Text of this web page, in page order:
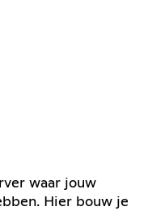
waar jouw
Hier bouw je